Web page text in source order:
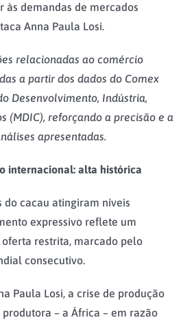
às demandas de mercados
Anna Paula Losi.
relacionadas ao comércio
a partir dos dados do Comex
Desenvolvimento, Indústria,
(MDIC), reforçando a precisão e a
apresentadas.
internacional: alta histórica
do cacau atingiram níveis
expressivo reflete um
restrita, marcado pelo
consecutivo.
Paula Losi, a crise de produção
– a África – em razão